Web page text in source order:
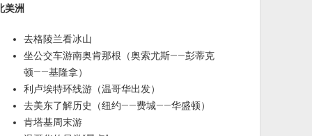
美洲
去格陵兰看冰山
坐公交车游南奥肯那根（奥索尤斯——彭蒂克
顿——基隆拿）
利卢埃特环线游（温哥华出发）
去美东了解历史（纽约——费城——华盛顿）
肯塔基周末游